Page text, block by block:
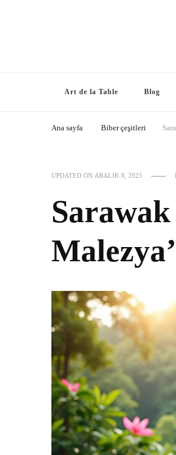
Art de la Table Blog
Ana sayfa Biber çeşitleri
UPDATED ON ARALIK 8, 2025